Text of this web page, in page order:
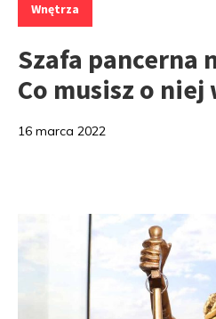
Wnętrza
Szafa pancerna
Co musisz o niej
16 marca 2022